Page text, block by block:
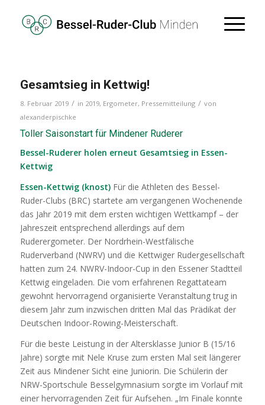
Gesamtsieg in Kettwig!
8. Februar 2019 / in 2019, Ergometer, Pressemitteilung / von
alexanderpischke
Toller Saisonstart für Mindener Ruderer
Bessel-Ruderer holen erneut Gesamtsieg in Essen-
Kettwig
Essen-Kettwig (knost)Für die Athleten des Bessel-
Ruder-Clubs (BRC) startete am vergangenen Wochenende
das Jahr 2019 mit dem ersten wichtigen Wettkampf – der
Jahreszeit entsprechend allerdings auf dem
Ruderergometer. Der Nordrhein-Westfälische
Ruderverband (NWRV) und die Kettwiger Rudergesellschaft
hatten zum 24. NWRV-Indoor-Cup in den Essener Stadtteil
Kettwig eingeladen. Die vom erfahrenen Regattateam
gewohnt hervorragend organisierte Veranstaltung trug in
diesem Jahr zum inzwischen dritten Mal das Prädikat der
Deutschen Indoor-Rowing-Meisterschaft.
Für die beste Leistung in der Altersklasse Junior B (15/16
Jahre) sorgte mit Nele Kruse zum ersten Mal seit längerer
Zeit aus Mindener Sicht eine Juniorin. Die Schülerin der
NRW-Sportschule Besselgymnasium sorgte im Vorlauf mit
einer hervorragenden Zeit für Aufsehen. „Im Finale konnte